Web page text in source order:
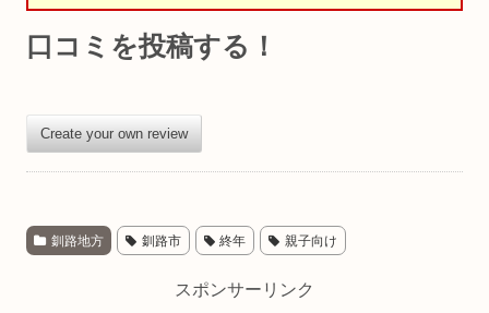
口コミを投稿する！
Create your own review
釧路地方 釧路市 終年 親子向け
スポンサーリンク